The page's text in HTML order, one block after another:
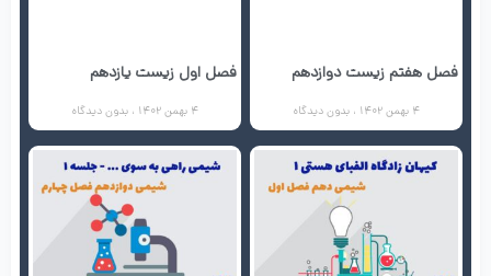
فصل هفتم زیست دوازدهم
4 بهمن 1402 بدون دیدگاه
فصل اول زیست یازدهم
4 بهمن 1402 بدون دیدگاه